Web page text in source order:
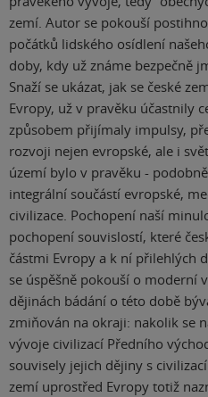
zemí. Autor se pokouší
počátků lidského osídlení
doby, kdy už známe bezpečně
Snaží se ukázat, jak se české
Evropy, už v pravěku účastnily
způsobem přijímaly impulsy,
rozvoji nejen evropské, ale i
území bylo v pravěku -
integrální součástí evropské,
civilizace. Pochopení naší
pochopení souvislostí, které
částmi Evropy a k ní přilehlých
se úspěšně pokouší o moderní
dějinách bádání o této době
zmiňován na okraji: nakolik se
vývoje civilizací Předního
souvisely jejich dějiny s
zemí uprostřed Evropy totiž